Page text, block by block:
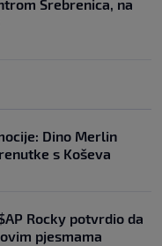
Srebrenica, na
Dino Merlin
s Koševa
Rocky potvrdio da
pjesmama